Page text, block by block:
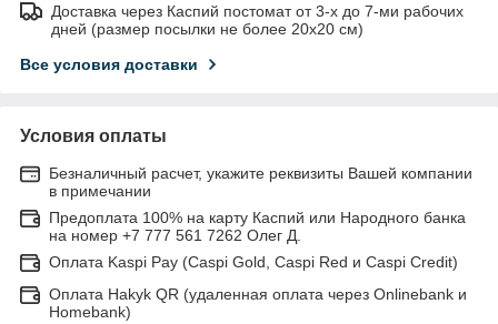
Доставка через Каспий постомат от 3-х до 7-ми рабочих
дней (размер посылки не более 20х20 см)
Все условия доставки
Условия оплаты
Безналичный расчет, укажите реквизиты Вашей компании
в примечании
Предоплата 100% на карту Каспий или Народного банка
на номер +7 777 561 7262 Олег Д.
Оплата Kaspi Pay (Caspi Gold, Caspi Red и Caspi Credit)
Оплата Hakyk QR (удаленная оплата через Onlinebank и
Homebank)